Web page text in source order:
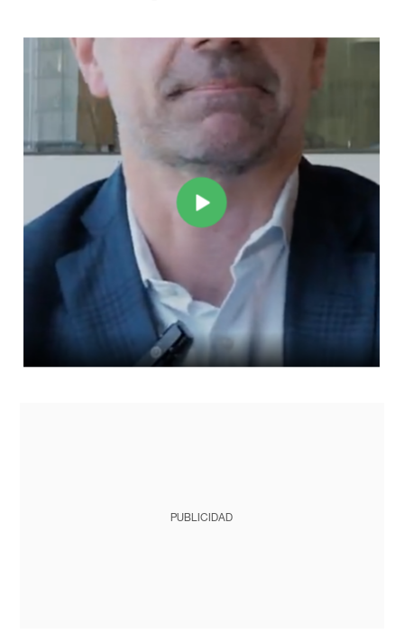
PUBLICIDAD